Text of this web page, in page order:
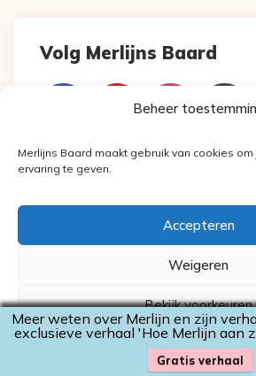
Beheer
Merlijns Baard maakt gebruik van cookies
ervaring te geven.
Accepteren
Weigeren
Bekijk voorkeuren
Volg Merlijns Baard
Meer weten over Merlijn en zijn
exclusieve verhaal 'Hoe Merlijn aan
Gratis verhaal